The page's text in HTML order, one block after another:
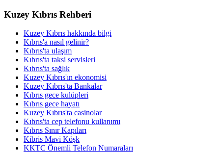
Kuzey Kıbrıs Rehberi
Kuzey Kıbrıs hakkında bilgi
Kıbrıs'a nasıl gelinir?
Kıbrıs'ta ulaşım
Kıbrıs'ta taksi servisleri
Kıbrıs'ta sağlık
Kuzey Kıbrıs'ın ekonomisi
Kuzey Kıbrıs'ta Bankalar
Kıbrıs gece kulüpleri
Kıbrıs gece hayatı
Kuzey Kıbrıs'ta casinolar
Kıbrıs'ta cep telefonu kullanımı
Kıbrıs Sınır Kapıları
Kibris Mavi Köşk
KKTC Önemli Telefon Numaraları